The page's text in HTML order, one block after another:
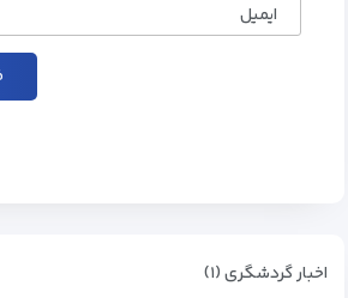
ایمیل
اخبار گردشگری (۱)